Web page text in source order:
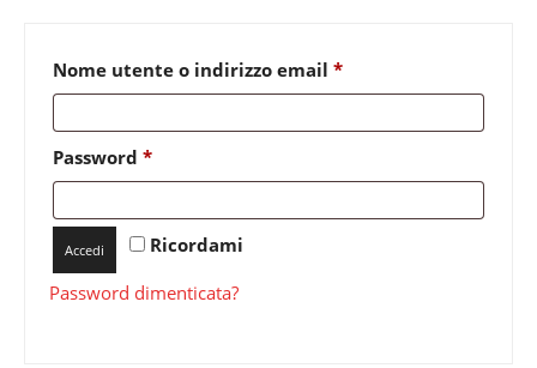
Nome utente o indirizzo email *Richiesto
Password *Richiesto
Ricordami
Accedi
Password dimenticata?